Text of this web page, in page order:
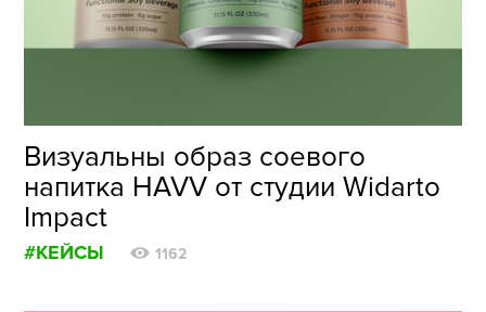
Визуальны образ соевого
напитка HAVV от студии Widarto
Impact
#КЕЙСЫ 1162
ФОТОГРАФИЯ
ИСТОРИИ БРЕНДОВ
О ПРОЕКТЕ